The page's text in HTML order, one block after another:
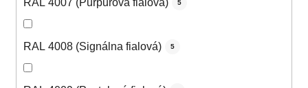
RAL 4007 (Purpurová fialová) 5
RAL 4008 (Signálna fialová) 5